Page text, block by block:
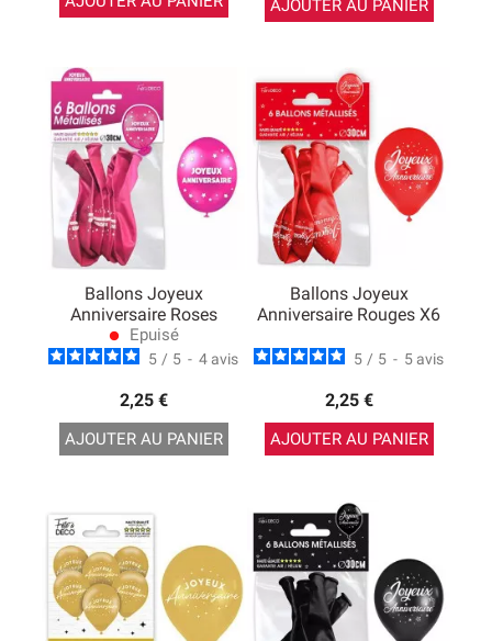
AJOUTER AU PANIER
Ballons Joyeux
Anniversaire Roses
lens Epuisé
5 / 5 - 4 avis
2,25 €
AJOUTER AU PANIER
Ballons Joyeux
Anniversaire Rouges X6
5 / 5 - 5 avis
2,25 €
AJOUTER AU PANIER